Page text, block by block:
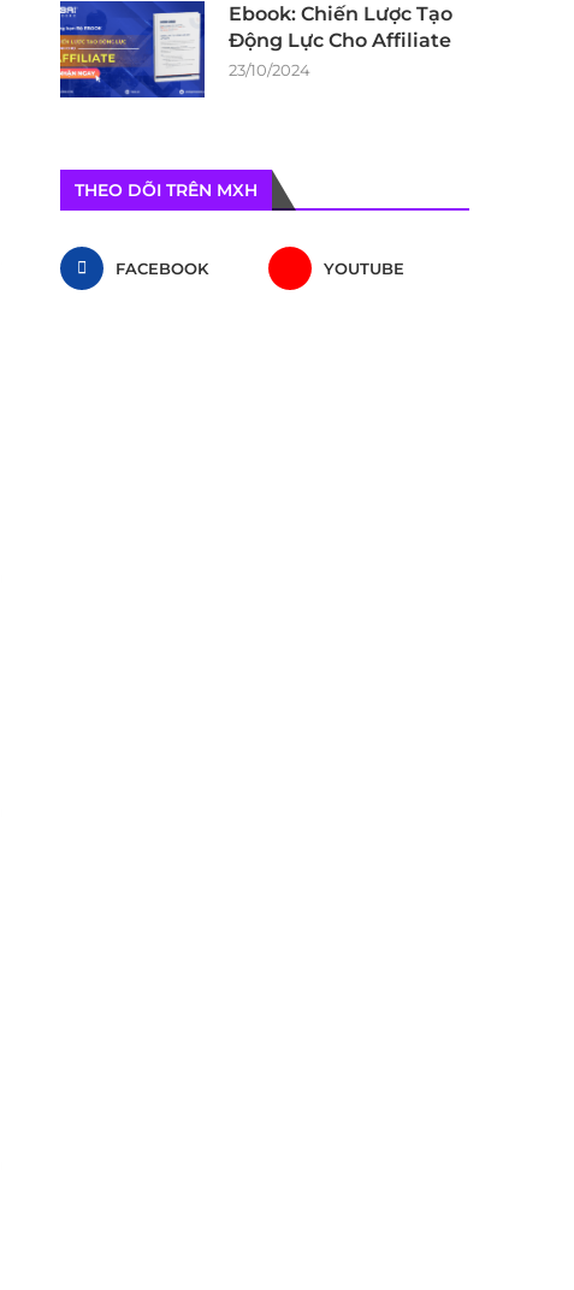
Ebook: Chiến Lược Tạo
Động Lực Cho Affiliate
23/10/2024
THEO DÕI TRÊN MXH
FACEBOOK YOUTUBE